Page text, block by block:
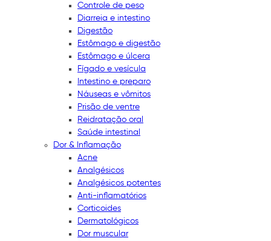
Controle de peso
Diarreia e intestino
Digestão
Estômago e digestão
Estômago e úlcera
Fígado e vesícula
Intestino e preparo
Náuseas e vômitos
Prisão de ventre
Reidratação oral
Saúde intestinal
Dor & Inflamação
Acne
Analgésicos
Analgésicos potentes
Anti-inflamatórios
Corticoides
Dermatológicos
Dor muscular